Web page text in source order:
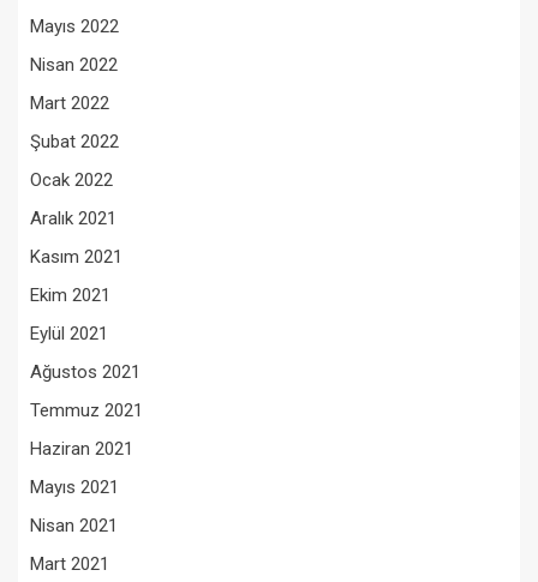
Mayıs 2022
Nisan 2022
Mart 2022
Şubat 2022
Ocak 2022
Aralık 2021
Kasım 2021
Ekim 2021
Eylül 2021
Ağustos 2021
Temmuz 2021
Haziran 2021
Mayıs 2021
Nisan 2021
Mart 2021